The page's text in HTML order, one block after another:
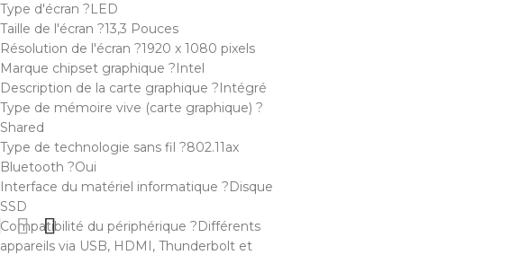
Type d'écran ?LED
Taille de l'écran ?13,3 Pouces
Résolution de l'écran ?1920 x 1080 pixels
Marque chipset graphique ?Intel
Description de la carte graphique ?Intégré
Type de mémoire vive (carte graphique) ?
Shared
Type de technologie sans fil ?802.11ax
Bluetooth ?Oui
Interface du matériel informatique ?Disque
SSD
Compatibilité du périphérique ?Différents
appareils via USB, HDMI, Thunderbolt et